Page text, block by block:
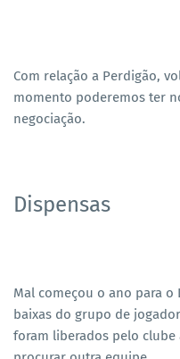
Com relação a Perdigão,
momento poderemos ter
negociação.
Dispensas
Mal começou o ano para o
baixas do grupo de
foram liberados pelo